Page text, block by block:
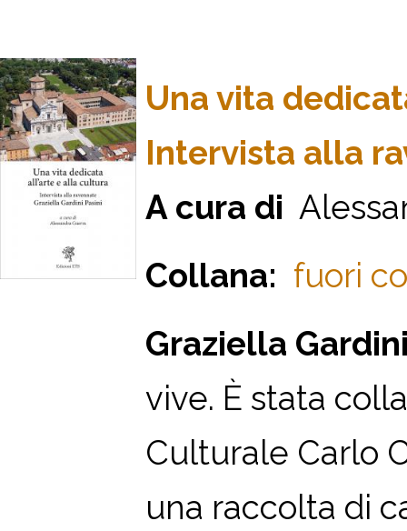
Una vita
Intervista alla
A cura di
Collana: fuori
Graziella
vive. È stata
Culturale Carlo
una raccolta di